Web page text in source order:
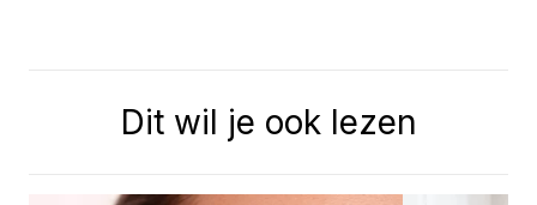
Dit wil je ook lezen